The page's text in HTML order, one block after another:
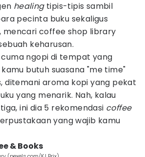
healingtipis-tipis sambil
pecinta buku sekaligus
mencari coffee shop library
keharusan.
cuma ngopi di tempat yang
butuh suasana "me time"
ditemani aroma kopi yang pekat
yang menarik. Nah, kalau
ini dia 5 rekomendasi coffee
yang wajib kamu
& Books